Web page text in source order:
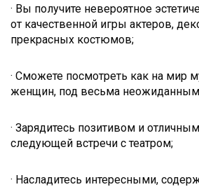
· Вы получите невероятное
от качественной игры актеров,
прекрасных костюмов;
· Сможете посмотреть как на мир
женщин, под весьма
· Зарядитесь позитивом и
следующей встречи с театром;
· Насладитесь интересными,